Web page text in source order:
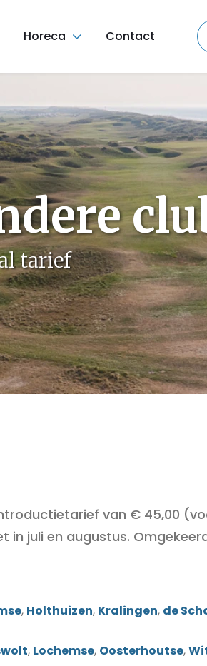
Horeca Contact
tarief
van € 45,00
juli en augustus.
, Holthuizen, Kralingen, de
, Lochemse, Oosterhoutse,